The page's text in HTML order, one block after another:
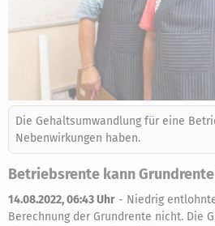
Die Gehaltsumwandlung für eine
Nebenwirkungen haben.
Betriebsrente kann
14.08.2022, 06:43 Uhr - Niedrig
Berechnung der Grundrente nicht. Die